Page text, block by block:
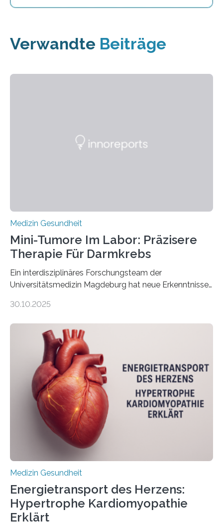
Verwandte Beiträge
Medizin Gesundheit
Mini-Tumore Im Labor: Präzisere
Therapie Für Darmkrebs
Ein interdisziplinäres Forschungsteam der
Universitätsmedizin Magdeburg hat neue Erkenntnisse
behandelt werden kann. In ihrer aktuellen Studie,
Oncology, zeigen die Forschenden, dass Mini-Tumore
aus Gewebe von Patientinnen und Patienten –
sogenannte Organoide – genutzt werden können, um
vorab zu prüfen, welche Medikamente am besten
wirken. Dabei wurde ein Eiweiß identifiziert, das künftig
als Biomarker für die Wahl der passenden Therapie
dienen könnte. Darmkrebs zählt weltweit zu den
häufigsten Krebsarten und stellt…
30.10.2025
Medizin Gesundheit
Energietransport des Herzens:
Hypertrophe Kardiomyopathie
Erklärt